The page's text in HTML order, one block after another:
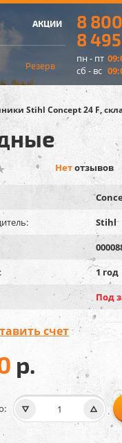
АКЦИИ
Резерв
8
8
пн - пт
сб - вс
Stihl Concept 24 F,
Нетотзывов
Stihl
1 год
Под
счет
р.